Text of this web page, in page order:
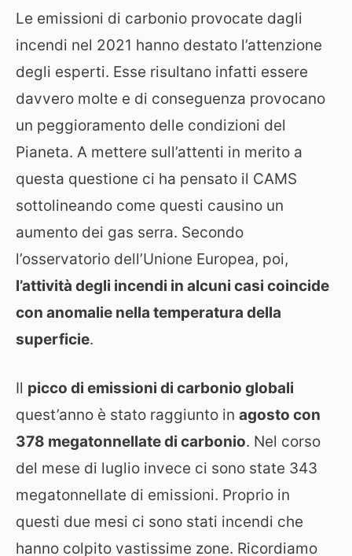
Le emissioni di carbonio provocate dagli
incendi nel 2021 hanno destato l’attenzione
degli esperti. Esse risultano infatti essere
davvero molte e di conseguenza provocano
un peggioramento delle condizioni del
Pianeta. A mettere sull’attenti in merito a
questa questione ci ha pensato il CAMS
sottolineando come questi causino un
aumento dei gas serra. Secondo
l’osservatorio dell’Unione Europea, poi,
l’attività degli incendi in alcuni casi coincide
con anomalie nella temperatura della
superficie.
Il picco di emissioni di carbonio globali
quest’anno è stato raggiunto in agosto con
378 megatonnellate di carbonio. Nel corso
del mese di luglio invece ci sono state 343
megatonnellate di emissioni. Proprio in
questi due mesi ci sono stati incendi che
hanno colpito vastissime zone. Ricordiamo